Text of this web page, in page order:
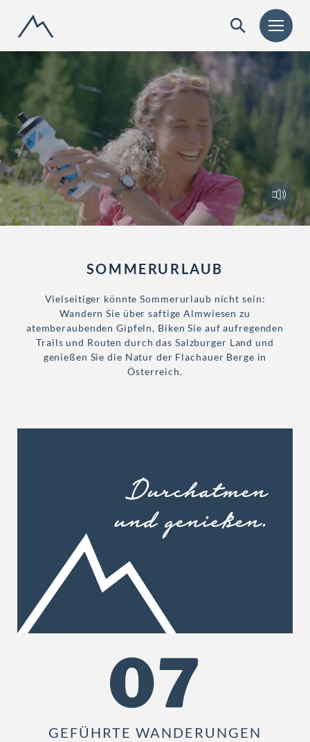
o
a
SOMMERURLAUB
Vielseitiger könnte Sommerurlaub nicht sein:
Wandern Sie über saftige Almwiesen zu
atemberaubenden Gipfeln, Biken Sie auf aufregenden
Trails und Routen durch das Salzburger Land und
genießen Sie die Natur der Flachauer Berge in
Österreich.
07
GEFÜHRTE WANDERUNGEN